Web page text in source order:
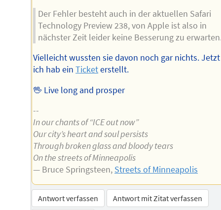
Der Fehler besteht auch in der aktuellen Safari
Technology Preview 238, von Apple ist also in
nächster Zeit leider keine Besserung zu
Vielleicht wussten sie davon noch gar nichts.
ich hab einTicketerstellt.
🖖 Live long and prosper
--
In our chants of “ICE out now”
Our city’s heart and soul persists
Through broken glass and bloody tears
On the streets of Minneapolis
— Bruce Springsteen, Streets of Minneapolis
Antwort verfassen
Antwort mit Zitat verfassen